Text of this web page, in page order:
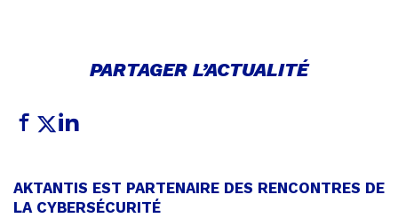
PARTAGER L’ACTUALITÉ
AKTANTIS EST PARTENAIRE DES RENCONTRES DE
LA CYBERSÉCURITÉ